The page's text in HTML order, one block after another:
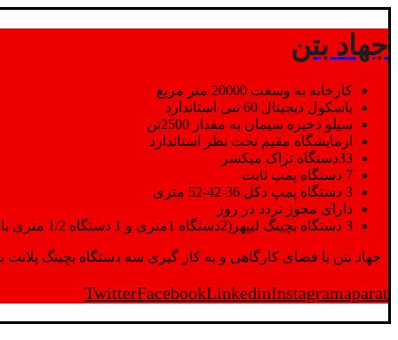
جهاد بتن
کارخانه به وسعت 20000 متر مربع
باسکول دیجیتال 60 تنی استاندارد
سیلو ذخیره سیمان به مقدار 2500تن
ازمایشگاه مقیم تحت نظر استاندارد
33دستگاه تراک میکسر
7 دستگاه پمپ ثابت
3 دستگاه پمپ دکل 36-42-52 متری
دارای مجوز تردد در روز
3 دستگاه بچینگ لیپهر(2دستگاه 1متری و 1 دستگاه 1/2 متری با توان تولید 150 متر مکعب در ساعت)
جهاد بتن با فضای کارگاهی و به کار گیری سه دستگاه بچینگ پلانت با ظرفیت 2500 تن در کنار پرسنل متخصص و پر تلاش واحدهای تولید و ازمایشگاه,بتن با کیفیت را برای واحد
TwitterFacebookLinkedinInstagramaparat